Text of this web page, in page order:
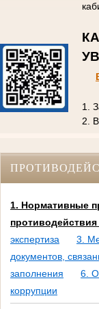
1.
2.
1. Нормативные
экспертиза
3.
документов,
заполнения
6.
коррупции